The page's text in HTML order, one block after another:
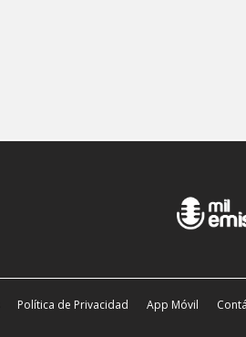
Política de Privacidad App Móvil